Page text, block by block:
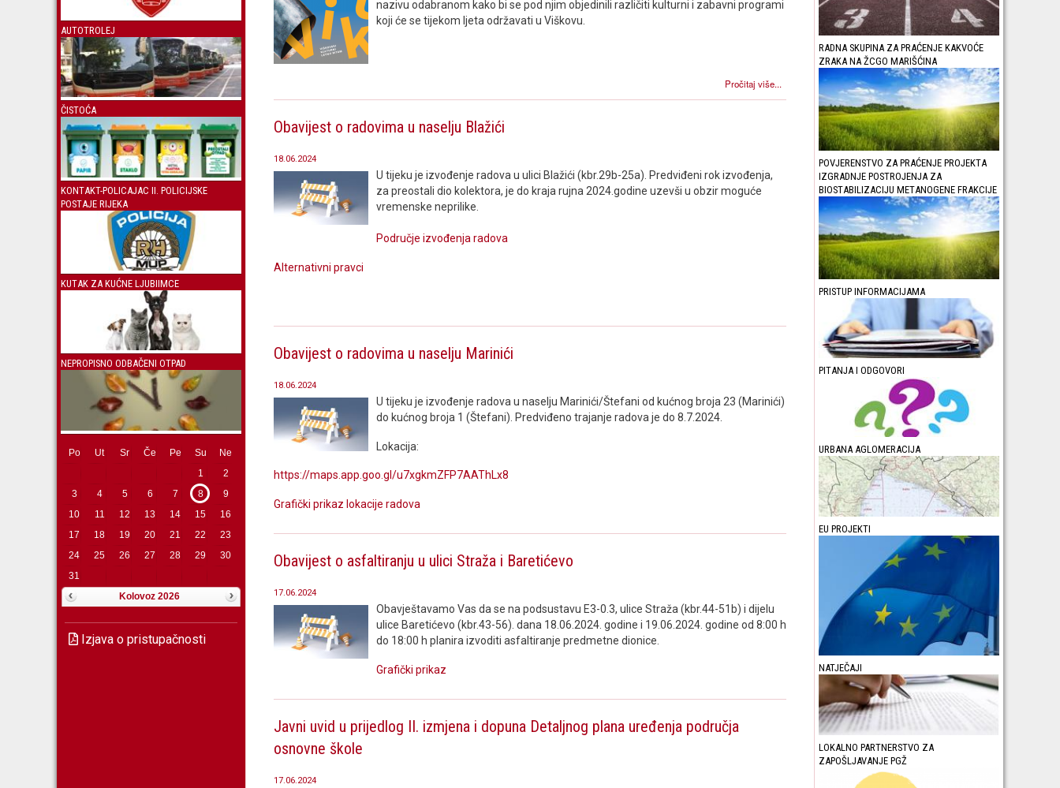
AUTOTROLEJ
ČISTOĆA
KONTAKT-POLICAJAC II. POLICIJSKE
POSTAJE RIJEKA
KUTAK ZA KUĆNE LJUBIIMCE
NEPROPISNO ODBAČENI OTPAD
Po Ut Sr Če Pe Su
Ne
1
2
3
4 5 6 7 8
9
10
11 12 13 14 15
16
17
18 19 20 21 22
23
24
25 26 27 28 29
30
31
Kolovoz 2026
Izjava o pristupačnosti
nazivu odabranom kako bi se pod njim objedinili različiti kulturni i zabavni programi
koji će se tijekom ljeta održavati u Viškovu.
Pročitaj više...
Obavijest o radovima u naselju Blažići
18.06.2024
U tijeku je izvođenje radova u ulici Blažići (kbr.29b-25a). Predviđeni rok izvođenja,
za preostali dio kolektora, je do kraja rujna 2024.godine uzevši u obzir moguće
vremenske neprilike.
Područje izvođenja radova
Alternativni pravci
Obavijest o radovima u naselju Marinići
18.06.2024
U tijeku je izvođenje radova u naselju Marinići/Štefani od kućnog broja 23 (Marinići)
do kućnog broja 1 (Štefani). Predviđeno trajanje radova je do 8.7.2024.
Lokacija:
https://maps.app.goo.gl/u7xgkmZFP7AAThLx8
Grafički prikaz lokacije radova
Obavijest o asfaltiranju u ulici Straža i Baretićevo
17.06.2024
Obavještavamo Vas da se na podsustavu E3-0.3, ulice Straža (kbr.44-51b) i dijelu
ulice Baretićevo (kbr.43-56). dana 18.06.2024. godine i 19.06.2024. godine od 8:00 h
do 18:00 h planira izvoditi asfaltiranje predmetne dionice.
Grafički prikaz
Javni uvid u prijedlog II. izmjena i dopuna Detaljnog plana uređenja područja
osnovne škole
17.06.2024
RADNA SKUPINA ZA PRAĆENJE KAKVOĆE
ZRAKA NA ŽCGO MARIŠĆINA
POVJERENSTVO ZA PRAĆENJE PROJEKTA
IZGRADNJE POSTROJENJA ZA
BIOSTABILIZACIJU METANOGENE FRAKCIJE
PRISTUP INFORMACIJAMA
PITANJA I ODGOVORI
URBANA AGLOMERACIJA
EU PROJEKTI
NATJEČAJI
LOKALNO PARTNERSTVO ZA
ZAPOŠLJAVANJE PGŽ